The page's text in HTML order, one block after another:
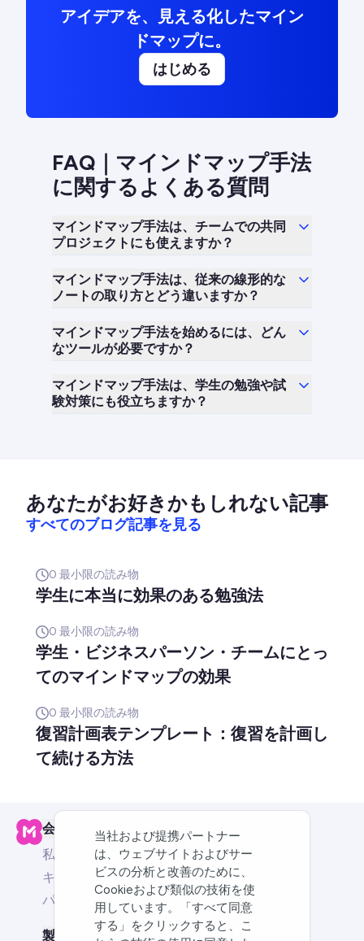
アイデアを、見える化したマイン
ドマップに。
はじめる
FAQ｜マインドマップ手法
に関するよくある質問
マインドマップ手法は、チームでの共同
プロジェクトにも使えますか？
マインドマップ手法は、従来の線形的な
ノートの取り方とどう違いますか？
マインドマップ手法を始めるには、どん
なツールが必要ですか？
マインドマップ手法は、学生の勉強や試
験対策にも役立ちますか？
あなたがお好きかもしれない記事
すべてのブログ記事を見る
0 最小限の読み物
学生に本当に効果のある勉強法
0 最小限の読み物
学生・ビジネスパーソン・チームにとっ
てのマインドマップの効果
0 最小限の読み物
復習計画表テンプレート：復習を計画し
て続ける方法
会社
私たちについて
キャリア
パートナー
製品
当社および提携パートナー
は、ウェブサイトおよびサー
ビスの分析と改善のために、
Cookieおよび類似の技術を使
用しています。「すべて同意
する」をクリックすると、こ